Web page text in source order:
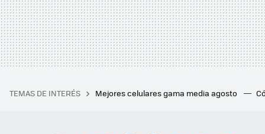
TEMAS DE INTERÉS Mejores celulares gama media agosto